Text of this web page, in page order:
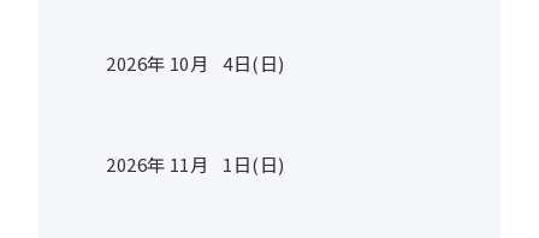
2026年 10月 4日(日)
2026年 11月 1日(日)